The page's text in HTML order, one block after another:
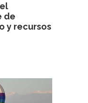
de
y recursos